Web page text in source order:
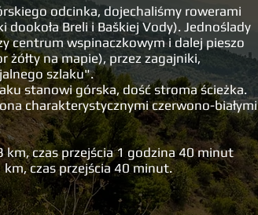
odcinka, dojechaliśmy rowerami
dookoła Breli i Baškiej Vody). Jednoślady
centrum wspinaczkowym i dalej pieszo
żółty na mapie), przez zagajniki,
szlaku".
stanowi górska, dość stroma ścieżka.
charakterystycznymi czerwono-białymi
km, czas przejścia 1 godzina 40 minut
czas przejścia 40 minut.